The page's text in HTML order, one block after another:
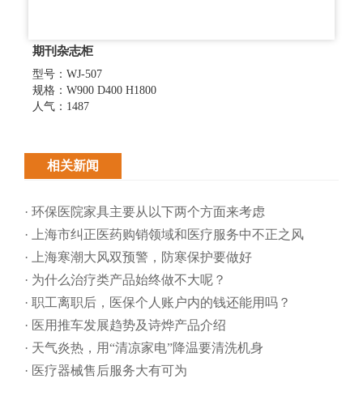
期刊杂志柜
型号：WJ-507
规格：W900 D400 H1800
人气：1487
相关新闻
· 环保医院家具主要从以下两个方面来考虑
· 上海市纠正医药购销领域和医疗服务中不正之风
· 上海寒潮大风双预警，防寒保护要做好
· 为什么治疗类产品始终做不大呢？
· 职工离职后，医保个人账户内的钱还能用吗​？
· 医用推车发展趋势及诗烨产品介绍
· 天气炎热，用“清凉家电”降温要清洗机身
· 医疗器械售后服务大有可为